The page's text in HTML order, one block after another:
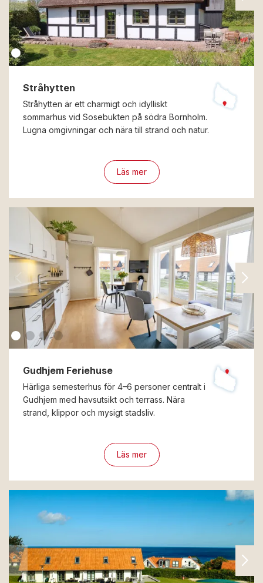
Stråhytten
Stråhytten är ett charmigt och idylliskt
sommarhus vid Sosebukten på södra Bornholm.
Lugna omgivningar och nära till strand och natur.
Läs mer
Gudhjem Feriehuse
Härliga semesterhus för 4–6 personer centralt i
Gudhjem med havsutsikt och terrass. Nära
strand, klippor och mysigt stadsliv.
Läs mer